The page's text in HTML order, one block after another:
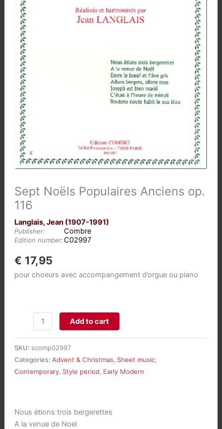
Sept Noëls Populaires Anciens op.
116
Langlais, Jean (1907-1991)
Publisher: Combre
Edition number:C02997
€ 17,95
pour choeurs avec accompangement d’orgue ou piano
Add to cart
SKU: scomp02997
Categories: Advent & Christmas, Sheet music,
Contemporary, Style period, Early Modern
Nous étions trois bergerettes
A la venue de Noel